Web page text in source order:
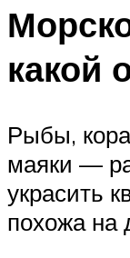
какой
Рыбы,
маяки —
украсить
похожа на